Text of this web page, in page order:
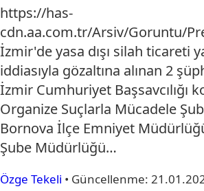
https://has-
cdn.aa.com.tr/Arsiv/Goruntu/
İzmir'de yasa dışı silah ticareti
iddiasıyla gözaltına alınan 2
İzmir Cumhuriyet Başsavcılığı
Organize Suçlarla Mücadele
Bornova İlçe Emniyet
Şube Müdürlüğü…
Özge Tekeli • Güncellenme: